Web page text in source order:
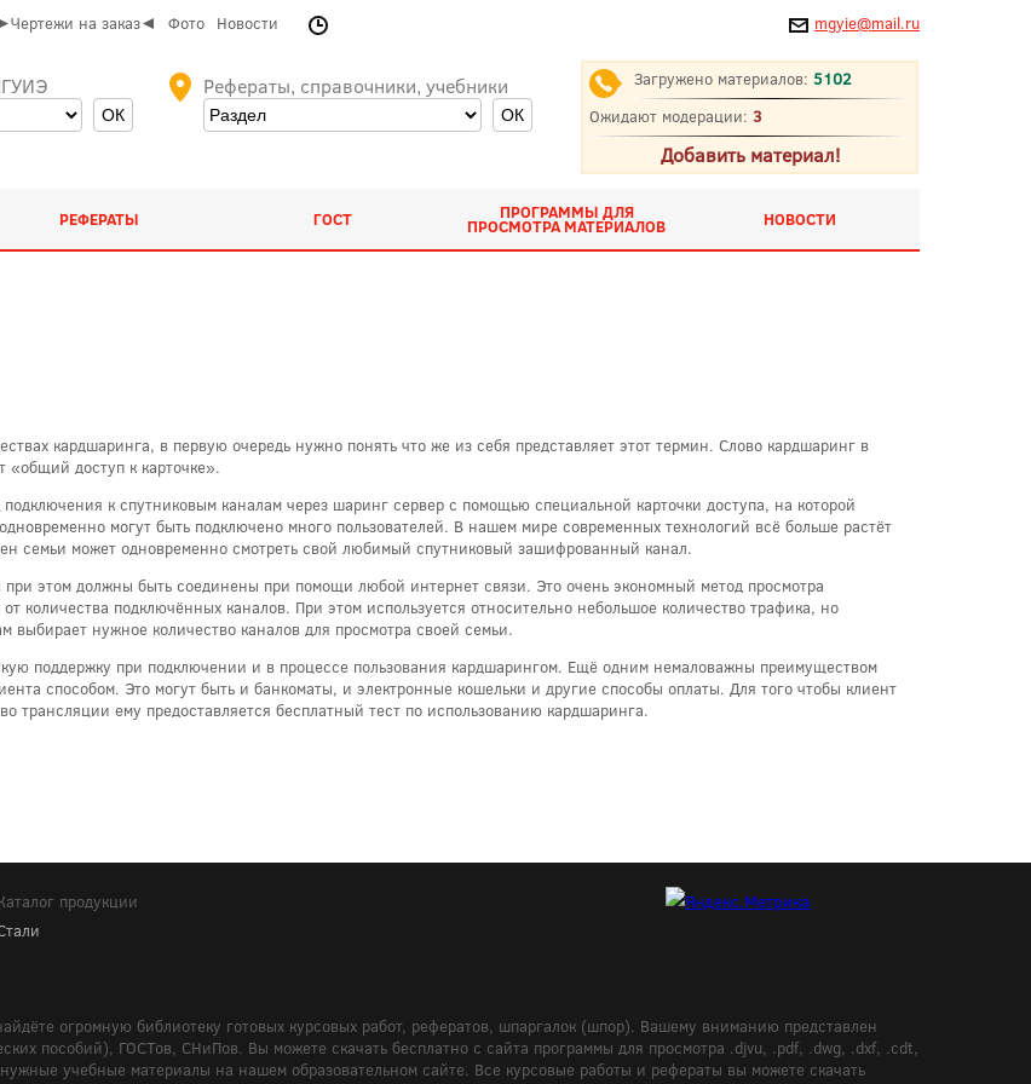
на заказ◄ Фото Новости mgyie@mail.ru
Рефераты, справочники, учебники Загружено материалов: 5102
Ожидают модерации: 3
Добавить материал!
РЕФЕРАТЫ ГОСТ ПРОГРАММЫ ДЛЯ
ПРОСМОТРА МАТЕРИАЛОВ НОВОСТИ
кардшаринга, в первую очередь нужно понять что же из себя представляет этот термин. Слово кардшаринг в
«общий доступ к карточке».
к спутниковым каналам через шаринг сервер с помощью специальной карточки доступа, на которой
могут быть подключено много пользователей. В нашем мире современных технологий всё больше растёт
семьи может одновременно смотреть свой любимый спутниковый зашифрованный канал.
при этом должны быть соединены при помощи любой интернет связи. Это очень экономный метод просмотра
количества подключённых каналов. При этом используется относительно небольшое количество трафика, но
нужное количество каналов для просмотра своей семьи.
поддержку при подключении и в процессе пользования кардшарингом. Ещё одним немаловажны преимуществом
способом. Это могут быть и банкоматы, и электронные кошельки и другие способы оплаты. Для того чтобы клиент
трансляции ему предоставляется бесплатный тест по использованию кардшаринга.
продукции
огромную библиотеку готовых курсовых работ, рефератов, шпаргалок (шпор). Вашему вниманию представлен
пособий), ГОСТов, СНиПов. Вы можете скачать бесплатно с сайта программы для просмотра .djvu, .pdf, .dwg, .dxf, .cdt,
учебные материалы на нашем образовательном сайте. Все курсовые работы и рефераты вы можете скачать